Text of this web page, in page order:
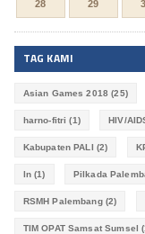
28 29
TAG KAMI
Asian Games 2018 (25)
harno-fitri (1) HIV/
Kabupaten PALI (2)
ln (1) Pilkada
RSMH Palembang(2)
TIM OPAT Samsat Sumsel